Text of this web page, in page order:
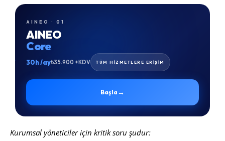
AINEO · 01
AINEO
Core
30h /ay₺35.900 +KDV TÜM HİZMETLERE ERİŞİM
Başla →
Kurumsal yöneticiler için kritik soru şudur: